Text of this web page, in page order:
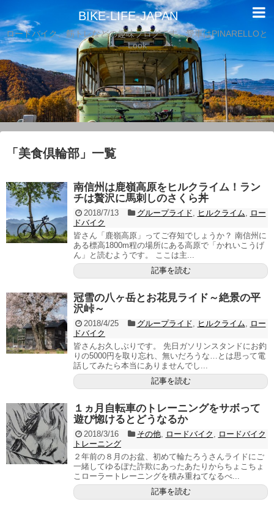
BIKE-LIFE-JAPAN
ロードバイク、筋トレなどの趣味ブログです。愛車はPINARELLOと
Look
「 美食倶輪部 」 一覧
南信州は鹿嶺高原をヒルクライム！ラン
チは贅沢に馬刺しのさくら丼
2018/7/13 グループライド ヒルクライム
ロー
ドバイク
皆さん「鹿嶺高原」ってご存知でしょうか？ 南信州に
ある標高1800m程の場所にある高原で「かれいこうげ
ん」と読むようです。 ここは主...
記事を読む
冠雪の八ヶ岳とお花見ライド～絶景の平
沢峠～
2018/4/25 グループライド ヒルクライム
ロー
ドバイク
皆さんお久しぶりです。 先日ガソリンスタンドにお釣
りの5000円を取り忘れ、無いだろうな…とは思って電
話してみたら本当にありませんでし...
記事を読む
１ヵ月自転車のトレーニングをサボって
遊び惚けるとどうなるか
2018/3/16 その他, ロードバイク
ロードバイク
トレーニング
２年前の８月のお盆、初めて輪たろうさんライドにご
一緒してゆるぽた詐欺にあったあたりからちょこちょ
こローラートレーニングを積み重ねてなるべ...
記事を読む